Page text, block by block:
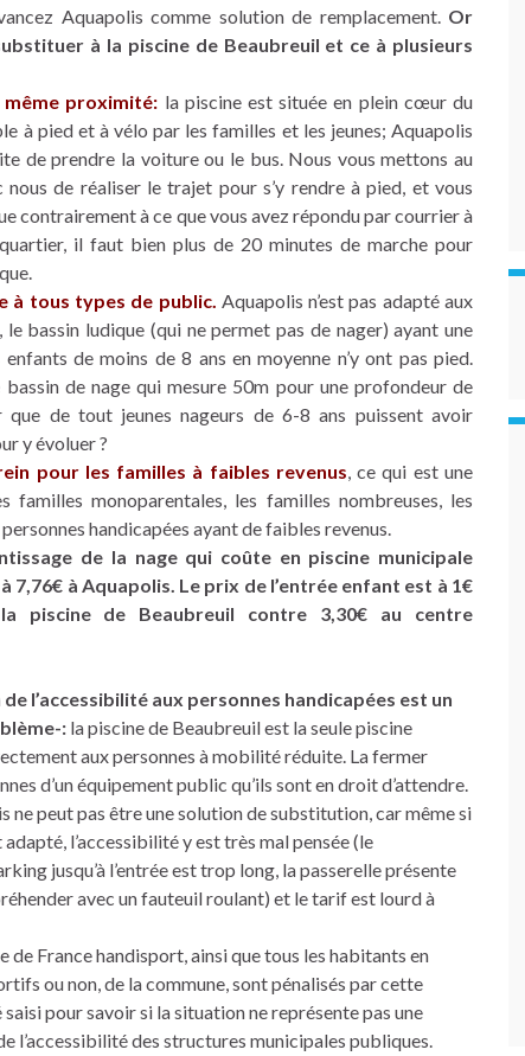
Aquapolis comme solution de remplacement. Or
à la piscine de Beaubreuil et ce à plusieurs
proximité: la piscine est située en plein cœur du
à pied et à vélo par les familles et les jeunes; Aquapolis
de prendre la voiture ou le bus. Nous vous mettons au
de réaliser le trajet pour s’y rendre à pied, et vous
contrairement à ce que vous avez répondu par courrier à
il faut bien plus de 20 minutes de marche pour
à tous types de public. Aquapolis n’est pas adapté aux
le bassin ludique (qui ne permet pas de nager) ayant une
de moins de 8 ans en moyenne n’y ont pas pied.
de nage qui mesure 50m pour une profondeur de
que de tout jeunes nageurs de 6-8 ans puissent avoir
y évoluer ?
pour les familles à faibles revenus, ce qui est une
familles monoparentales, les familles nombreuses, les
handicapées ayant de faibles revenus.
de la nage qui coûte en piscine municipale
7,76€ à Aquapolis. Le prix de l’entrée enfant est à 1€
piscine de Beaubreuil contre 3,30€ au centre
l’accessibilité aux personnes handicapées est un
: la piscine de Beaubreuil est la seule piscine
aux personnes à mobilité réduite. La fermer
d’un équipement public qu’ils sont en droit d’attendre.
ne peut pas être une solution de substitution, car même si
l’accessibilité y est très mal pensée (le
jusqu’à l’entrée est trop long, la passerelle présente
avec un fauteuil roulant) et le tarif est lourd à
de France handisport, ainsi que tous les habitants en
ou non, de la commune, sont pénalisés par cette
pour savoir si la situation ne représente pas une
l’accessibilité des structures municipales publiques.